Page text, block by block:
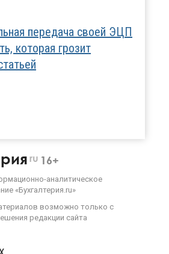
передача своей ЭЦП
которая грозит
ru 16+
аналитическое
«Бухгалтерия.ru»
возможно только с
редакции сайта